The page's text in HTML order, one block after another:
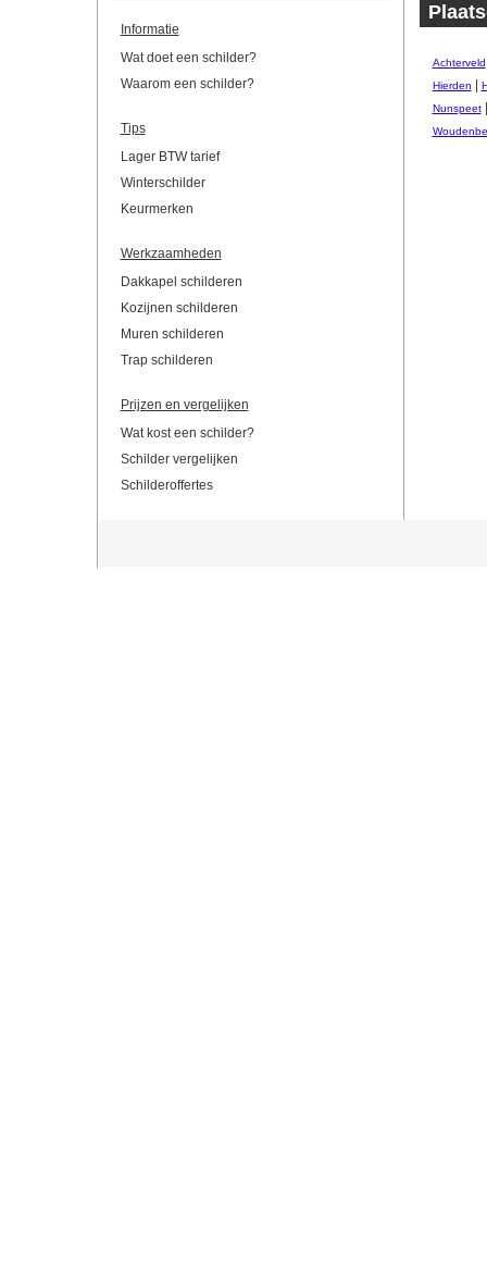
Informatie
Wat doet een schilder?
Waarom een schilder?
Tips
Lager BTW tarief
Winterschilder
Keurmerken
Werkzaamheden
Dakkapel schilderen
Kozijnen schilderen
Muren schilderen
Trap schilderen
Prijzen en vergelijken
Wat kost een schilder?
Schilder vergelijken
Schilderoffertes
Achterveld
Hierden
Nunspeet